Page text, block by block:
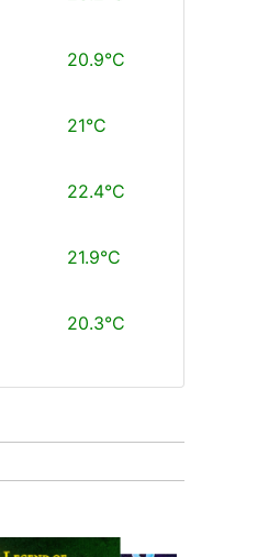
20.9°C
21°C
22.4°C
21.9°C
20.3°C